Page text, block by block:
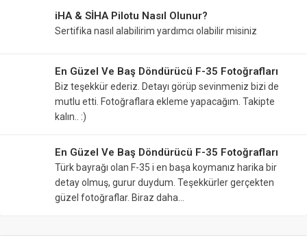
iHA & SİHA Pilotu Nasıl Olunur?
Sertifika nasıl alabilirim yardımcı olabilir misiniz
En Güzel Ve Baş Döndürücü F-35 Fotoğrafları
Biz teşekkür ederiz. Detayı görüp sevinmeniz bizi de
mutlu etti. Fotoğraflara ekleme yapacağım. Takipte
kalın.. :)
En Güzel Ve Baş Döndürücü F-35 Fotoğrafları
Türk bayrağı olan F-35 i en başa koymanız harika bir
detay olmuş, gurur duydum. Teşekkürler gerçekten
güzel fotoğraflar. Biraz daha…